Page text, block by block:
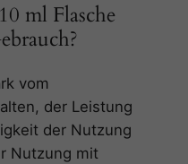
ml Flasche
vom
der Leistung
der Nutzung
Nutzung mit